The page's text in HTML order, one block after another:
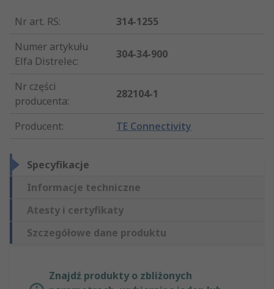
Nr art. RS:
314-1255
Numer artykułu
Elfa Distrelec:
304-34-900
Nr części
producenta:
282104-1
Producent: TE Connectivity
Specyfikacje
Informacje techniczne
Atesty i certyfikaty
Szczegółowe dane produktu
Znajdź produkty o zbliżonych